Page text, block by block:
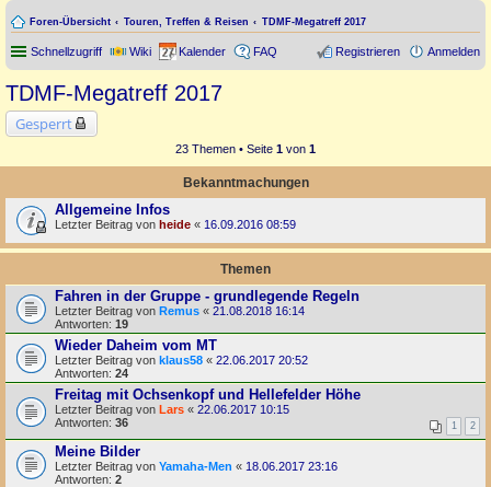
Foren-Übersicht Touren, Treffen & Reisen TDMF-Megatreff 2017
Schnellzugriff Wiki Kalender FAQ Anmelden
Registrieren
TDMF-Megatreff 2017
Gesperrt
23 Themen • Seite 1 von 1
Bekanntmachungen
Allgemeine Infos
Letzter Beitrag von heide « 16.09.2016 08:59
Themen
Fahren in der Gruppe - grundlegende Regeln
Letzter Beitrag von Remus « 21.08.2018 16:14
Antworten: 19
Wieder Daheim vom MT
Letzter Beitrag von klaus58 « 22.06.2017 20:52
Antworten: 24
Freitag mit Ochsenkopf und Hellefelder Höhe
Letzter Beitrag von Lars « 22.06.2017 10:15
Antworten: 36 1 2
Meine Bilder
Letzter Beitrag von Yamaha-Men « 18.06.2017 23:16
Antworten: 2